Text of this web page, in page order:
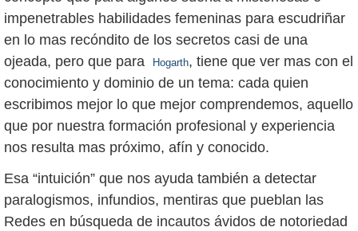
impenetrables habilidades femeninas para escudriñar
en lo mas recóndito de los secretos casi de una
ojeada, pero que para
Hogarth, tiene que ver mas con el
conocimiento y dominio de un tema: cada quien
escribimos mejor lo que mejor comprendemos, aquello
que por nuestra formación profesional y experiencia
nos resulta mas próximo, afín y conocido.
Esa “intuición” que nos ayuda también a detectar
paralogismos, infundios, mentiras que pueblan las
Redes en búsqueda de incautos ávidos de notoriedad